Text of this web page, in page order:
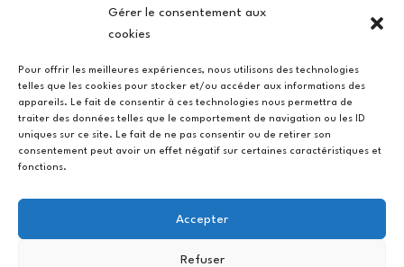
Gérer le consentement aux
cookies
Pour offrir les meilleures expériences, nous utilisons des technologies
telles que les cookies pour stocker et/ou accéder aux informations des
appareils. Le fait de consentir à ces technologies nous permettra de
traiter des données telles que le comportement de navigation ou les ID
uniques sur ce site. Le fait de ne pas consentir ou de retirer son
consentement peut avoir un effet négatif sur certaines caractéristiques et
fonctions.
Accepter
Refuser
viedulieu@quatrequarts.coop
Politique de cookies (UE)